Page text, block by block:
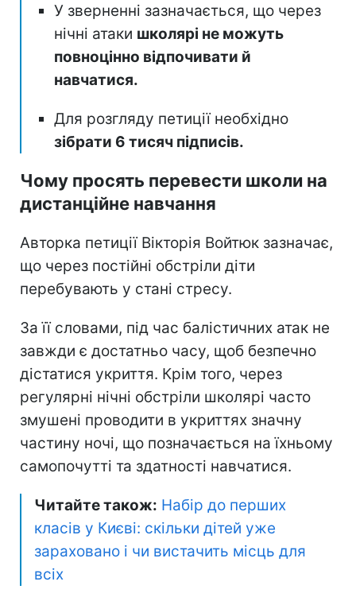
У зверненні зазначається, що через
нічні атаки школярі не можуть
повноцінно відпочивати й
навчатися.
Для розгляду петиції необхідно
зібрати 6 тисяч підписів.
Чому просять перевести школи на
дистанційне навчання
Авторка петиції Вікторія Войтюк зазначає,
що через постійні обстріли діти
перебувають у стані стресу.
За її словами, під час балістичних атак не
завжди є достатньо часу, щоб безпечно
дістатися укриття. Крім того, через
регулярні нічні обстріли школярі часто
змушені проводити в укриттях значну
частину ночі, що позначається на їхньому
самопочутті та здатності навчатися.
Читайте також: Набір до перших
класів у Києві: скільки дітей уже
зараховано і чи вистачить місць для
всіх